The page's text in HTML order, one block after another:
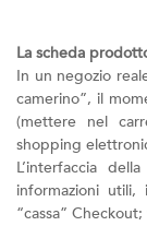
La scheda
In un negozio
camerino”, il
(mettere nel
shopping
L’interfaccia
informazioni
“cassa”